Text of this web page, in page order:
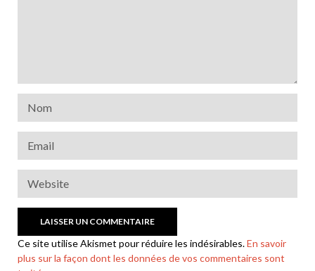
Ce site utilise Akismet pour réduire les indésirables.En savoir
plus sur la façon dont les données de vos commentaires sont